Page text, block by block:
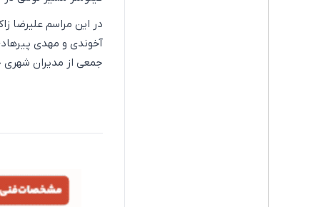
در این مراسم علیرضا
آخوندی و مهدی
جمعی از مدیران